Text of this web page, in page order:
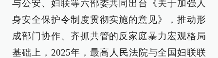
与公安、妇联等六部委共同出台《关于加强人
身安全保护令制度贯彻实施的意见》，推动形
成部门协作、齐抓共管的反家庭暴力宏观格局
基础上，2025年，最高人民法院与全国妇联联